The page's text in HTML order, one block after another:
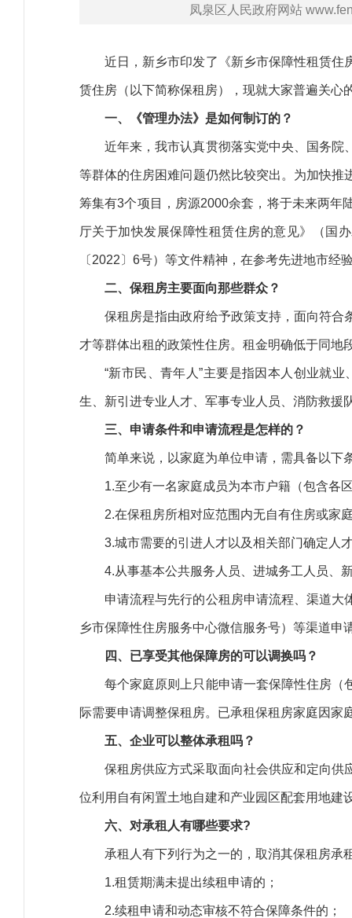
凤泉区人民政府网站
近日，新乡市印发了《新乡市保障性租赁
赁住房（以下简称保租房），现就大家普遍关心
一、《管理办法》是如何制订的？
近年来，我市认真贯彻落实党中央、国务
等群体的住房困难问题仍然比较突出。为加快
筹集有3个项目，房源2000余套，将于未来两年
厅关于加快发展保障性租赁住房的意见》（国
〔2022〕6号）等文件精神，在参考先进地市
二、保租房主要面向那些群众？
保租房是指由政府给予政策支持，面向符
才等群体出租的政策性住房。租金明确低于同地
“新市民、青年人”主要是指因本人创业就
生、新引进专业人才、军事专业人员、消防救援
三、申请条件和申请流程是怎样的？
简单来说，以家庭为单位申请，需具备以下
1.至少有一名家庭成员为本市户籍（包含各
2.在保租房所相对应范围内无自有住房或家
3.城市需要的引进人才以及相关部门确定人
4.从事基本公共服务人员、进城务工人员、
申请流程与先行的公租房申请流程、渠道
乡市保障性住房服务中心微信服务号）等渠道
四、已享受其他保障房的可以调换吗？
每个家庭原则上只能申请一套保障性住房
际需要申请调整保租房。已承租保租房家庭因
五、企业可以整体承租吗？
保租房供应方式采取面向社会供应和定向
位利用自有闲置土地自建和产业园区配套用地建
六、对承租人有哪些要求?
承租人有下列行为之一的，取消其保租房承
1.租赁期满未提出续租申请的；
2.续租申请和动态审核不符合保障条件的；